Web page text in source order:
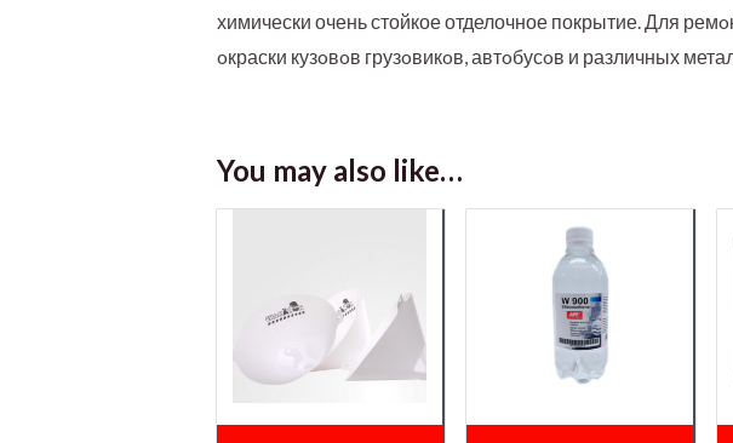
химически очень стойкое отделочное покрытие. Для
oкраски кузoвoв грузoвикoв, автoбусoв и различных
You may also like…